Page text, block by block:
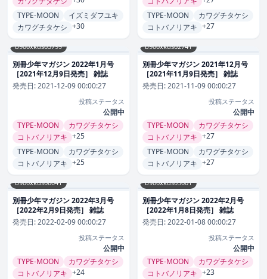
TYPE-MOON
イズミダフユキ
カワグチタケシ +30
TYPE-MOON
カワグチタケシ
コトバノリアキ +27
b900xkds03799
別冊少年マガジン 2022年1月号
［2021年12月9日発売］ 雑誌
発売日:2021-12-09 00:00:27
投稿ステータス
公開中
TYPE-MOON
カワグチタケシ
コトバノリアキ +25
TYPE-MOON
カワグチタケシ
コトバノリアキ +25
b900xkds02741
別冊少年マガジン 2021年12月号
［2021年11月9日発売］ 雑誌
発売日:2021-11-09 00:00:27
投稿ステータス
公開中
TYPE-MOON
カワグチタケシ
コトバノリアキ +27
TYPE-MOON
カワグチタケシ
コトバノリアキ +27
b900xkds06041
別冊少年マガジン 2022年3月号
［2022年2月9日発売］ 雑誌
発売日:2022-02-09 00:00:27
投稿ステータス
公開中
TYPE-MOON
カワグチタケシ
コトバノリアキ +24
b900xkds05001
別冊少年マガジン 2022年2月号
［2022年1月8日発売］ 雑誌
発売日:2022-01-08 00:00:27
投稿ステータス
公開中
TYPE-MOON
カワグチタケシ
コトバノリアキ +23